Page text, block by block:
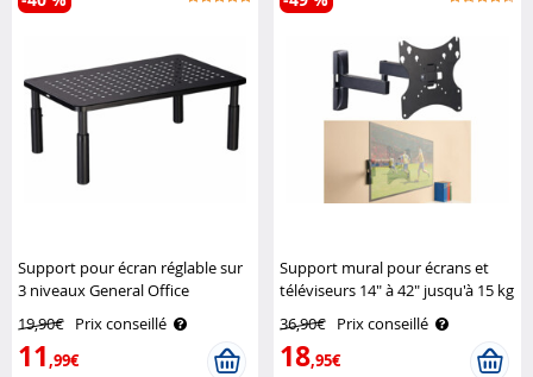
Support pour écran réglable sur
3 niveaux General Office
19,90€ Prix conseillé
11,99€
Support mural pour écrans et
téléviseurs 14" à 42" jusqu'à 15 kg
36,90€ Prix conseillé
18,95€